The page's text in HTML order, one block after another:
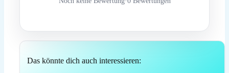
Das könnte dich auch interessieren: